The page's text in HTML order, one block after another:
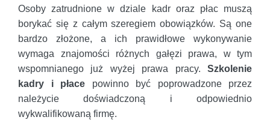
Osoby zatrudnione w dziale kadr oraz płac muszą
borykać się z całym szeregiem obowiązków. Są one
bardzo złożone, a ich prawidłowe wykonywanie
wymaga znajomości różnych gałęzi prawa, w tym
wspomnianego już wyżej prawa pracy. Szkolenie
kadry i płace powinno być poprowadzone przez
należycie doświadczoną i odpowiednio
wykwalifikowaną firmę.